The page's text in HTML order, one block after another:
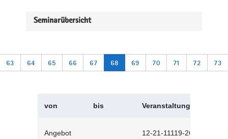
Seminarübersicht
63 64 65 66 67 68 69 70 71 72 73
von bis Veranstaltungskürzel
Angebot
12-21-11119-2601